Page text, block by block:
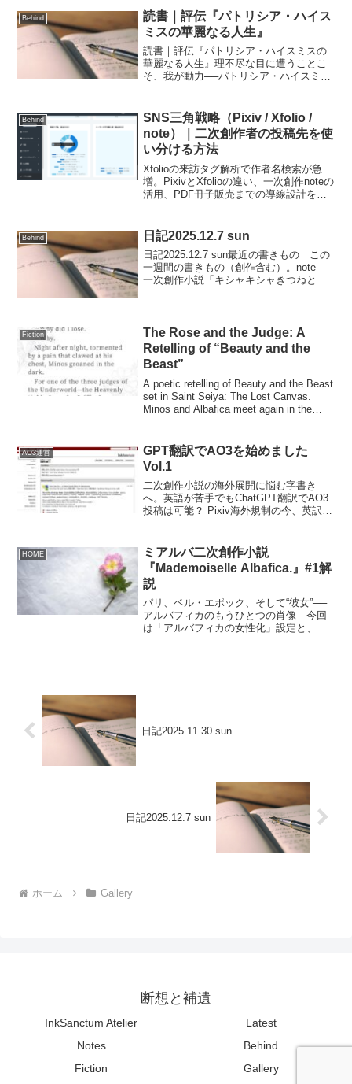
Behind
読書｜評伝『パトリシア・ハイス
ミスの華麗なる人生』
読書｜評伝『パトリシア・ハイスミスの
華麗なる人生』理不尽な目に遭うことこ
そ、我が動力──パトリシア・ハイスミ
ない。 知っているのは、2015年の映画
『キャロル』（トッド...
Behind
SNS三角戦略（Pixiv / Xfolio /
note）｜二次創作者の投稿先を使
い分ける方法
Xfolioの来訪タグ解析で作者名検索が急
増。PixivとXfolioの違い、一次創作noteの
活用、PDF冊子販売までの導線設計を、
Behind 日記2025.12.7 sun
日記2025.12.7 sun最近の書きもの この
一週間の書きもの（創作含む）。note
一次創作小説「キシャキシャきつねとマ
Fiction
The Rose and the Judge: A
Retelling of “Beauty and the
Beast”
A poetic retelling of Beauty and the Beast
set in Saint Seiya: The Lost Canvas.
Minos and Albafica meet again in the
AO3運営
GPT翻訳でAO3を始めました
Vol.1
二次創作小説の海外展開に悩む字書き
へ。英語が苦手でもChatGPT翻訳でAO3
投稿は可能？ Pixiv海外規制の今、英訳・
HOME
ミアルバ二次創作小説
『Mademoiselle Albafica.』#1解
説
パリ、ベル・エポック、そして“彼女”──
アルバフィカのもうひとつの肖像 今回
は「アルバフィカの女性化」設定と、
日記2025.11.30 sun
日記2025.12.7 sun
ホーム Gallery
断想と補遺
InkSanctum Atelier
Latest
Notes
Behind
Fiction
Gallery